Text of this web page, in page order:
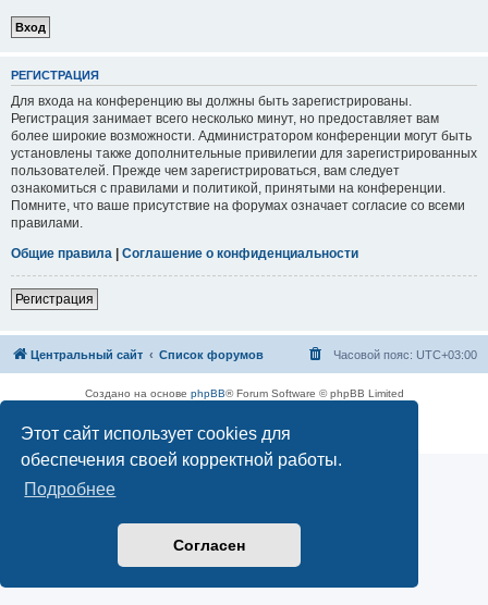
Этот сайт использует cookies для
обеспечения своей корректной работы.
Подробнее
Согласен
РЕГИСТРАЦИЯ
Для входа на конференцию вы должны быть зарегистрированы.
Регистрация занимает всего несколько минут, но предоставляет вам
более широкие возможности. Администратором конференции могут быть
установлены также дополнительные привилегии для зарегистрированных
пользователей. Прежде чем зарегистрироваться, вам следует
ознакомиться с правилами и политикой, принятыми на конференции.
Помните, что ваше присутствие на форумах означает согласие со всеми
правилами.
Общие правила | Соглашение о конфиденциальности
Регистрация
Центральный сайт Список форумов Часовой пояс: UTC+03:00
Создано на основе phpBB® Forum Software © phpBB Limited
Конфиденциальность|Правила